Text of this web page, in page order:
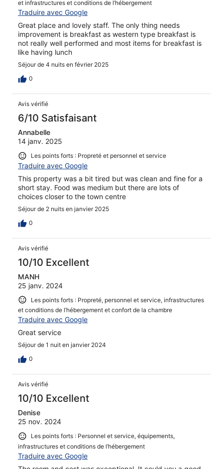
et infrastructures et conditions de l’hébergement
Traduire avec Google
Great place and lovely staff. The only thing needs
improvement is breakfast as western type breakfast is
not really well performed and most items for breakfast is
like having lunch
Séjour de 4 nuits en février 2025
0
Avis vérifié
6/10 Satisfaisant
Annabelle
14 janv. 2025
Les points forts : Propreté et personnel et service
Traduire avec Google
This property was a bit tired but was clean and fine for a
short stay. Food was medium but there are lots of
choices closer to the town centre
Séjour de 2 nuits en janvier 2025
0
Avis vérifié
10/10 Excellent
MANH
25 janv. 2024
Les points forts : Propreté, personnel et service, infrastructures
et conditions de l’hébergement et confort de la chambre
Traduire avec Google
Great service
Séjour de 1 nuit en janvier 2024
0
Avis vérifié
10/10 Excellent
Denise
25 nov. 2024
Les points forts : Personnel et service, équipements,
infrastructures et conditions de l’hébergement
Traduire avec Google